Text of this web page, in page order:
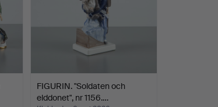
FIGURIN. "Soldaten och
elddonet", nr 1156.…